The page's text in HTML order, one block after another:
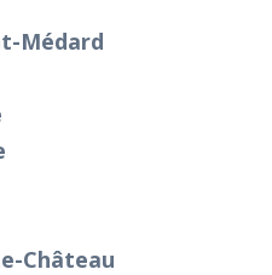
Médard
Château